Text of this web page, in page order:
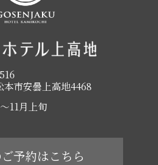
本市安曇上高地4468
11月上旬
予約はこちら